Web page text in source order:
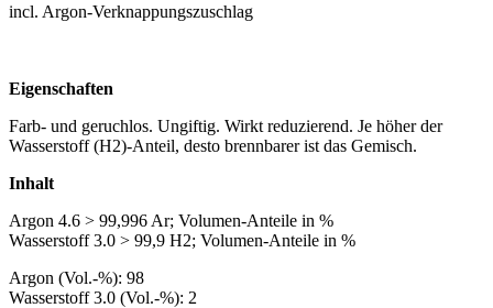
incl. Argon-Verknappungszuschlag
Eigenschaften
Farb- und geruchlos. Ungiftig. Wirkt reduzierend. Je höher der
Wasserstoff (H2)-Anteil, desto brennbarer ist das Gemisch.
Inhalt
Argon 4.6 > 99,996 Ar; Volumen-Anteile in %
Wasserstoff 3.0 > 99,9 H2; Volumen-Anteile in %
Argon (Vol.-%): 98
Wasserstoff 3.0 (Vol.-%): 2